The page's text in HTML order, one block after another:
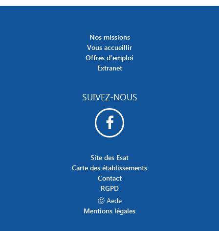
Nos missions
Vous accueillir
Offres d’emploi
Extranet
SUIVEZ-NOUS
Site des Esat
Carte des établissements
Contact
RGPD
Ⓒ Aede
Mentions légales